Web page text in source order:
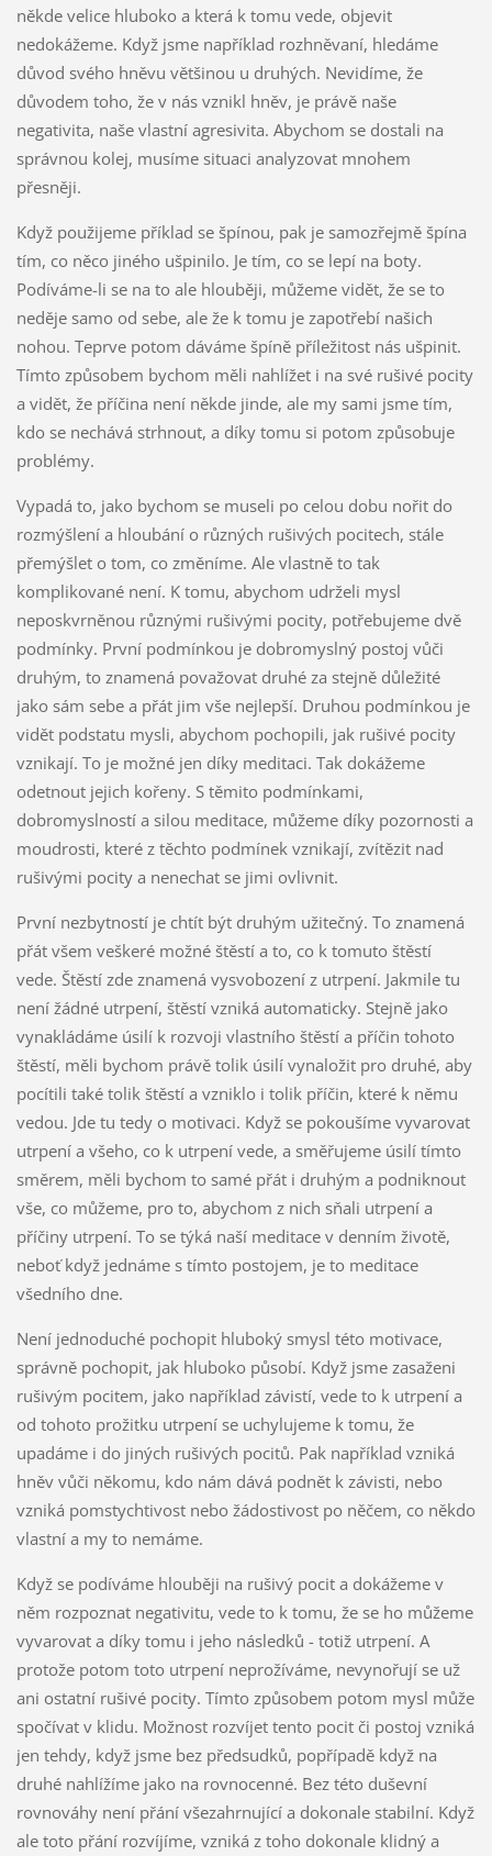
někde velice hluboko a která k tomu vede, objevit
nedokážeme. Když jsme například rozhněvaní, hledáme
důvod svého hněvu většinou u druhých. Nevidíme, že
důvodem toho, že v nás vznikl hněv, je právě naše
negativita, naše vlastní agresivita. Abychom se dostali na
správnou kolej, musíme situaci analyzovat mnohem
přesněji.
Když použijeme příklad se špínou, pak je samozřejmě špína
tím, co něco jiného ušpinilo. Je tím, co se lepí na boty.
Podíváme-li se na to ale hlouběji, můžeme vidět, že se to
neděje samo od sebe, ale že k tomu je zapotřebí našich
nohou. Teprve potom dáváme špíně příležitost nás ušpinit.
Tímto způsobem bychom měli nahlížet i na své rušivé pocity
a vidět, že příčina není někde jinde, ale my sami jsme tím,
kdo se nechává strhnout, a díky tomu si potom způsobuje
problémy.
Vypadá to, jako bychom se museli po celou dobu nořit do
rozmýšlení a hloubání o různých rušivých pocitech, stále
přemýšlet o tom, co změníme. Ale vlastně to tak
komplikované není. K tomu, abychom udrželi mysl
neposkvrněnou různými rušivými pocity, potřebujeme dvě
podmínky. První podmínkou je dobromyslný postoj vůči
druhým, to znamená považovat druhé za stejně důležité
jako sám sebe a přát jim vše nejlepší. Druhou podmínkou je
vidět podstatu mysli, abychom pochopili, jak rušivé pocity
vznikají. To je možné jen díky meditaci. Tak dokážeme
odetnout jejich kořeny. S těmito podmínkami,
dobromyslností a silou meditace, můžeme díky pozornosti a
moudrosti, které z těchto podmínek vznikají, zvítězit nad
rušivými pocity a nenechat se jimi ovlivnit.
První nezbytností je chtít být druhým užitečný. To znamená
přát všem veškeré možné štěstí a to, co k tomuto štěstí
vede. Štěstí zde znamená vysvobození z utrpení. Jakmile tu
není žádné utrpení, štěstí vzniká automaticky. Stejně jako
vynakládáme úsilí k rozvoji vlastního štěstí a příčin tohoto
štěstí, měli bychom právě tolik úsilí vynaložit pro druhé, aby
pocítili také tolik štěstí a vzniklo i tolik příčin, které k němu
vedou. Jde tu tedy o motivaci. Když se pokoušíme vyvarovat
utrpení a všeho, co k utrpení vede, a směřujeme úsilí tímto
směrem, měli bychom to samé přát i druhým a podniknout
vše, co můžeme, pro to, abychom z nich sňali utrpení a
příčiny utrpení. To se týká naší meditace v denním životě,
neboť když jednáme s tímto postojem, je to meditace
všedního dne.
Není jednoduché pochopit hluboký smysl této motivace,
správně pochopit, jak hluboko působí. Když jsme zasaženi
rušivým pocitem, jako například závistí, vede to k utrpení a
od tohoto prožitku utrpení se uchylujeme k tomu, že
upadáme i do jiných rušivých pocitů. Pak například vzniká
hněv vůči někomu, kdo nám dává podnět k závisti, nebo
vzniká pomstychtivost nebo žádostivost po něčem, co někdo
vlastní a my to nemáme.
Když se podíváme hlouběji na rušivý pocit a dokážeme v
něm rozpoznat negativitu, vede to k tomu, že se ho můžeme
vyvarovat a díky tomu i jeho následků - totiž utrpení. A
protože potom toto utrpení neprožíváme, nevynořují se už
ani ostatní rušivé pocity. Tímto způsobem potom mysl může
spočívat v klidu. Možnost rozvíjet tento pocit či postoj vzniká
jen tehdy, když jsme bez předsudků, popřípadě když na
druhé nahlížíme jako na rovnocenné. Bez této duševní
rovnováhy není přání všezahrnující a dokonale stabilní. Když
ale toto přání rozvíjíme, vzniká z toho dokonale klidný a